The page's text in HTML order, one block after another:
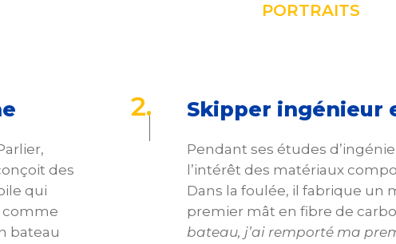
PORTRAITS
des
qui
comme
bateau
2. Skipper ingénieur
Pendant ses études
l’intérêt des matériaux
Dans la foulée, il fabrique un
premier mât en fibre de
bateau, j’ai remporté ma